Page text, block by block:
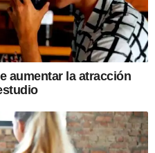
aumentar la atracción